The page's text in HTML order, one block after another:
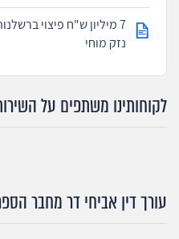
7 מיליון ש"ח פיצוי
נזק מוחי
לקוחותינו משתפים על
עורך דין אביחי דר מחבר